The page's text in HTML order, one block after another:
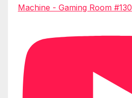
Machine - Gaming Room #130